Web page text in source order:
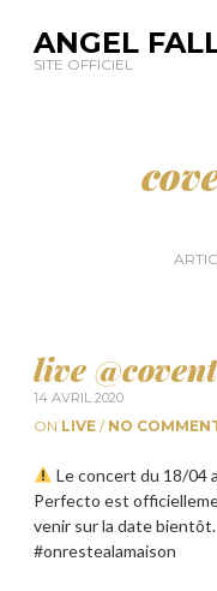
ANGEL
SITE OFFICIEL
live
14 AVRIL 2020
ON LIVE / NO
Le concert du 18/04
Perfecto est
venir sur la date
#onrestealamaison